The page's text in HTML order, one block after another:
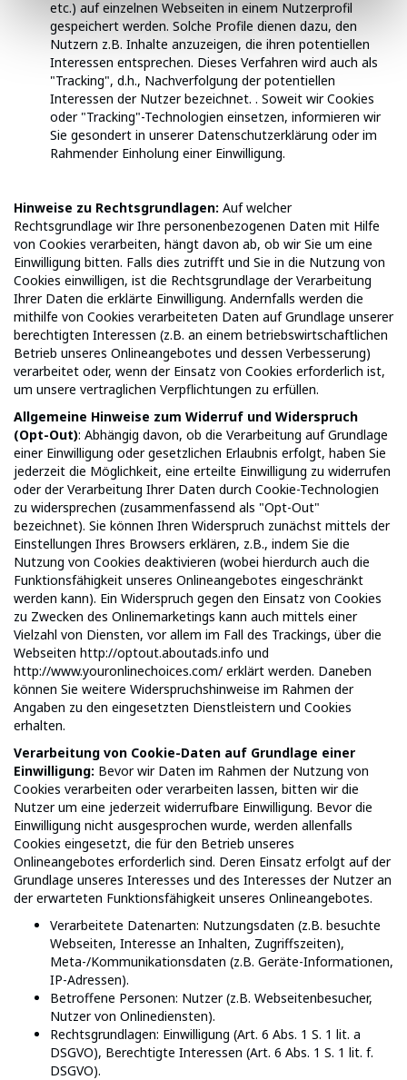
etc.) auf einzelnen Webseiten in einem Nutzerprofil
gespeichert werden. Solche Profile dienen dazu, den
Nutzern z.B. Inhalte anzuzeigen, die ihren potentiellen
Interessen entsprechen. Dieses Verfahren wird auch als
"Tracking", d.h., Nachverfolgung der potentiellen
Interessen der Nutzer bezeichnet. . Soweit wir Cookies
oder "Tracking"-Technologien einsetzen, informieren wir
Sie gesondert in unserer Datenschutzerklärung oder im
Rahmender Einholung einer Einwilligung.
Hinweise zu Rechtsgrundlagen: Auf welcher
Rechtsgrundlage wir Ihre personenbezogenen Daten mit Hilfe
von Cookies verarbeiten, hängt davon ab, ob wir Sie um eine
Einwilligung bitten. Falls dies zutrifft und Sie in die Nutzung von
Cookies einwilligen, ist die Rechtsgrundlage der Verarbeitung
Ihrer Daten die erklärte Einwilligung. Andernfalls werden die
mithilfe von Cookies verarbeiteten Daten auf Grundlage unserer
berechtigten Interessen (z.B. an einem betriebswirtschaftlichen
Betrieb unseres Onlineangebotes und dessen Verbesserung)
verarbeitet oder, wenn der Einsatz von Cookies erforderlich ist,
um unsere vertraglichen Verpflichtungen zu erfüllen.
Allgemeine Hinweise zum Widerruf und Widerspruch
(Opt-Out): Abhängig davon, ob die Verarbeitung auf Grundlage
einer Einwilligung oder gesetzlichen Erlaubnis erfolgt, haben Sie
jederzeit die Möglichkeit, eine erteilte Einwilligung zu widerrufen
oder der Verarbeitung Ihrer Daten durch Cookie-Technologien
zu widersprechen (zusammenfassend als "Opt-Out"
bezeichnet). Sie können Ihren Widerspruch zunächst mittels der
Einstellungen Ihres Browsers erklären, z.B., indem Sie die
Nutzung von Cookies deaktivieren (wobei hierdurch auch die
Funktionsfähigkeit unseres Onlineangebotes eingeschränkt
werden kann). Ein Widerspruch gegen den Einsatz von Cookies
zu Zwecken des Onlinemarketings kann auch mittels einer
Vielzahl von Diensten, vor allem im Fall des Trackings, über die
Webseiten http://optout.aboutads.info und
http://www.youronlinechoices.com/ erklärt werden. Daneben
können Sie weitere Widerspruchshinweise im Rahmen der
Angaben zu den eingesetzten Dienstleistern und Cookies
erhalten.
Verarbeitung von Cookie-Daten auf Grundlage einer
Einwilligung: Bevor wir Daten im Rahmen der Nutzung von
Cookies verarbeiten oder verarbeiten lassen, bitten wir die
Nutzer um eine jederzeit widerrufbare Einwilligung. Bevor die
Einwilligung nicht ausgesprochen wurde, werden allenfalls
Cookies eingesetzt, die für den Betrieb unseres
Onlineangebotes erforderlich sind. Deren Einsatz erfolgt auf der
Grundlage unseres Interesses und des Interesses der Nutzer an
der erwarteten Funktionsfähigkeit unseres Onlineangebotes.
Verarbeitete Datenarten: Nutzungsdaten (z.B. besuchte
Webseiten, Interesse an Inhalten, Zugriffszeiten),
Meta-/Kommunikationsdaten (z.B. Geräte-Informationen,
IP-Adressen).
Betroffene Personen: Nutzer (z.B. Webseitenbesucher,
Nutzer von Onlinediensten).
Rechtsgrundlagen: Einwilligung (Art. 6 Abs. 1 S. 1 lit. a
DSGVO), Berechtigte Interessen (Art. 6 Abs. 1 S. 1 lit. f.
DSGVO).